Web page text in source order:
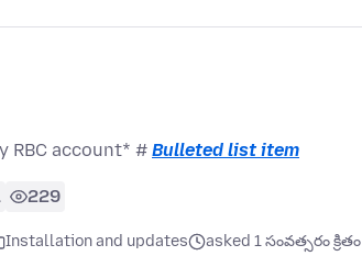
RBC account* # Bulleted list item
229
Installation and updates asked 1 సంవత్సరం క్రితం